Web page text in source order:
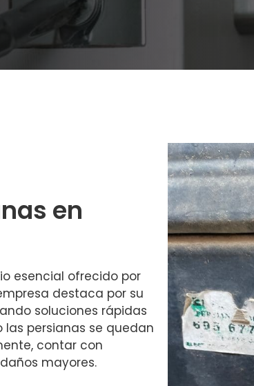
en
esencial ofrecido por
destaca por su
soluciones rápidas
persianas se quedan
contar con
mayores.